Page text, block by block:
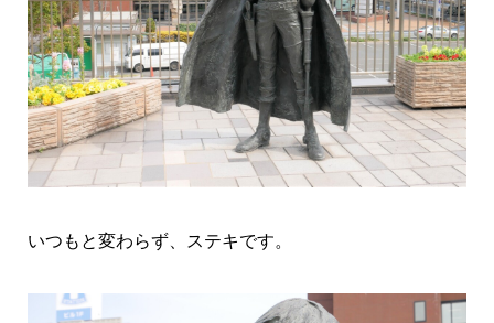
いつもと変わらず、ステキです。